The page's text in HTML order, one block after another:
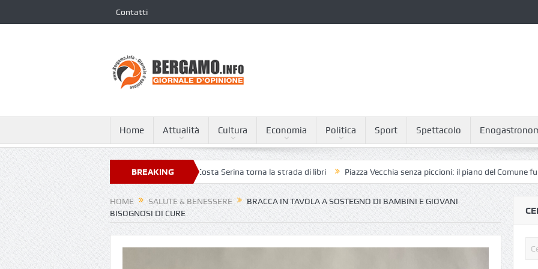
Contatti
Home Attualità Cultura Economia Politica Sport Spettacolo
BREAKING
NEWS
250 ospedali più green A Tagliata di Costa Serina torna la strada di libri Piazza Vecchia senza piccioni: il piano del Comune funziona
HOME SALUTE & BENESSERE
BRACCA IN TAVOLA A SOSTEGNO DI BAMBINI E GIOVANI
BISOGNOSI DI CURE